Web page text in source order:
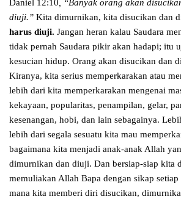
Daniel 12:10, “Banyak orang akan
diuji.” Kita dimurnikan, kita disucikan dan
harus diuji. Jangan heran kalau Saudara
tidak pernah Saudara pikir akan hadapi; itu
kesucian hidup. Orang akan disucikan dan
Kiranya, kita serius memperkarakan atau
lebih dari kita memperkarakan mengenai
kekayaan, popularitas, penampilan, gelar,
kesenangan, hobi, dan lain sebagainya.
lebih dari segala sesuatu kita mau
bagaimana kita menjadi anak-anak Allah
dimurnikan dan diuji. Dan bersiap-siap kita
memuliakan Allah Bapa dengan sikap setiap
mana kita memberi diri disucikan,